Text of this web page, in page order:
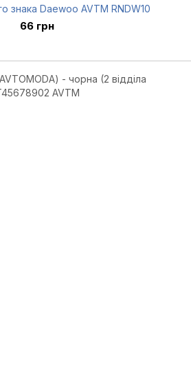
знака Daewoo AVTM RNDW10
66 грн